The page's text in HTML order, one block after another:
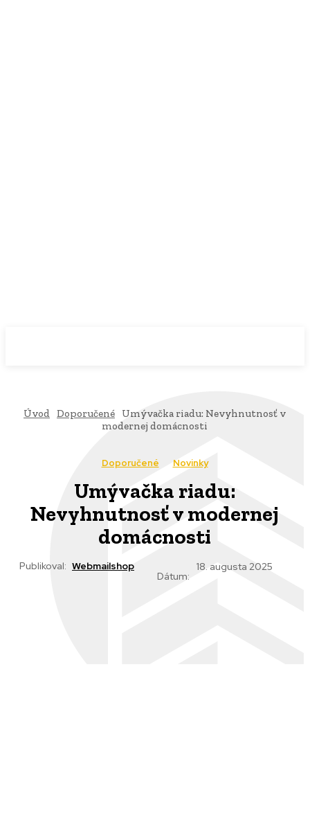
Úvod Doporučené
Umývačka riadu: Nevyhnutnosť v
modernej domácnosti
Doporučené Novinky
Umývačka riadu:
Nevyhnutnosť v modernej
domácnosti
Publikoval: Webmailshop
Dátum:
18. augusta 2025